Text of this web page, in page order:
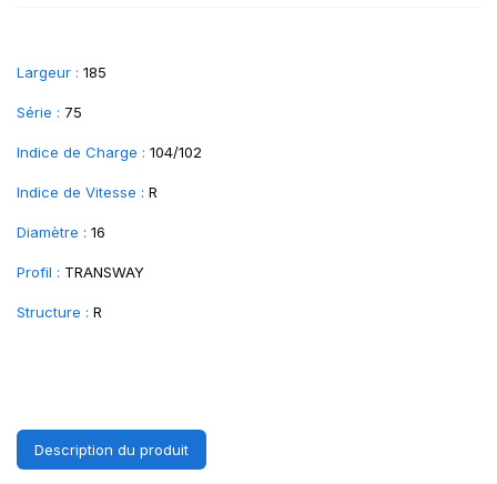
Largeur : 185
Série : 75
Indice de Charge : 104/102
Indice de Vitesse : R
Diamètre : 16
Profil : TRANSWAY
Structure : R
Description du produit